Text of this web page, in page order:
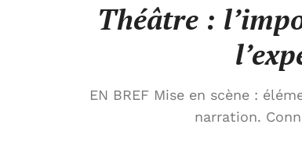
Théâtre :
EN BREF Mise en scène :
narration.